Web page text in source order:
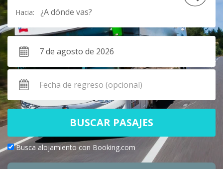
Hacia: ¿A dónde vas?
BUSCAR PASAJES
Busca alojamiento con Booking.com